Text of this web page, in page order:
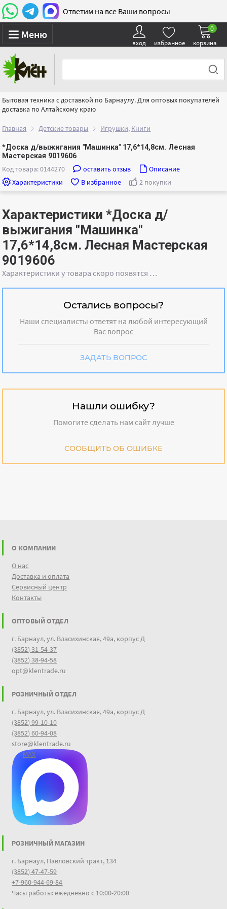
Ответим на все Ваши вопросы
Меню
вход избранное корзина
0
Бытовая техника с доставкой по Барнаулу. Для оптовых покупателей
доставка по Алтайскому краю
Главная Детские товары Игрушки, Книги
*Доска д/выжигания "Машинка" 17,6*14,8см. Лесная
Мастерская 9019606
Код товара: 0144270 оставить отзыв
Описание
Характеристики
В избранное 2 покупки
Характеристики *Доска д/
выжигания "Машинка"
17,6*14,8см. Лесная Мастерская
9019606
Характеристики у товара скоро появятся …
Остались вопросы?
Наши специалисты ответят на любой интересующий
Вас вопрос
ЗАДАТЬ ВОПРОС
Нашли ошибку?
Помогите сделать нам сайт лучше
СООБЩИТЬ ОБ ОШИБКЕ
О КОМПАНИИ
О нас
Доставка и оплата
Сервисный центр
Контакты
ОПТОВЫЙ ОТДЕЛ
г. Барнаул, ул. Власихинская, 49а, корпус Д
(3852) 31-54-37
(3852) 38-94-58
opt@klentrade.ru
РОЗНИЧНЫЙ ОТДЕЛ
г. Барнаул, ул. Власихинская, 49а, корпус Д
(3852) 99-10-10
(3852) 60-94-08
store@klentrade.ru
MAX
РОЗНИЧНЫЙ МАГАЗИН
г. Барнаул, Павловский тракт, 134
(3852) 47-47-59
+7-960-944-69-84
Часы работы: ежедневно с 10:00-20:00